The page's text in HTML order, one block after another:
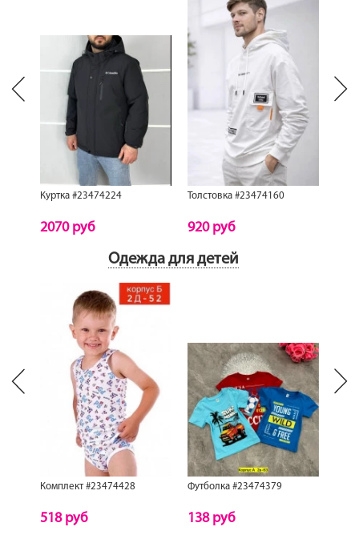
Куртка #23474224
2070 руб
Толстовка #23474160
920 руб
Next
Одежда для детей
Комплект #23474428
518 руб
Футболка #23474379
138 руб
Next